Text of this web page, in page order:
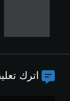
اترك